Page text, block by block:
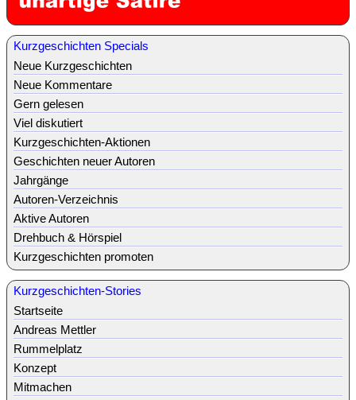
Kurzgeschichten Specials
Neue Kurzgeschichten
Neue Kommentare
Gern gelesen
Viel diskutiert
Kurzgeschichten-Aktionen
Geschichten neuer Autoren
Jahrgänge
Autoren-Verzeichnis
Aktive Autoren
Drehbuch & Hörspiel
Kurzgeschichten promoten
Kurzgeschichten-Stories
Startseite
Andreas Mettler
Rummelplatz
Konzept
Mitmachen